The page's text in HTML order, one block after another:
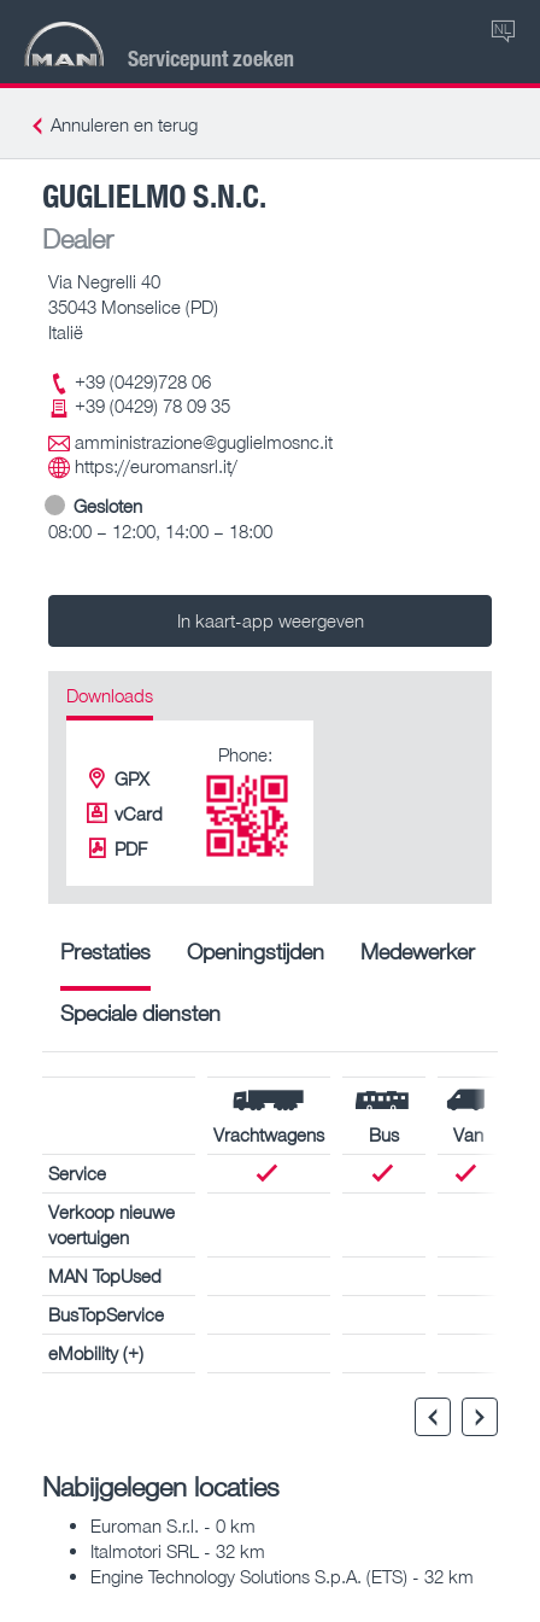
Servicepunt zoeken
NL
Annuleren en terug
GUGLIELMO S.N.C.
Dealer
Via Negrelli 40
35043 Monselice (PD)
Italië
+39 (0429)728 06
+39 (0429) 78 09 35
amministrazione@guglielmosnc.it
https://euromansrl.it/
Gesloten
08:00 – 12:00, 14:00 – 18:00
In kaart-app weergeven
Downloads
GPX
vCard
PDF
Phone:
Prestaties Openingstijden Medewerker
Speciale diensten
Vrachtwagens Bus
Van
Service
Verkoop nieuwe
voertuigen
MAN TopUsed
BusTopService
eMobility (+)
Nabijgelegen locaties
Euroman S.r.l. - 0 km
Italmotori SRL - 32 km
Engine Technology Solutions S.p.A. (ETS) - 32 km